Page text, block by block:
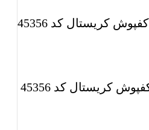
سوالات متداول کفپوش کریستال کد 45356
پرسش و پاسخ کفپوش کریستال کد 45356